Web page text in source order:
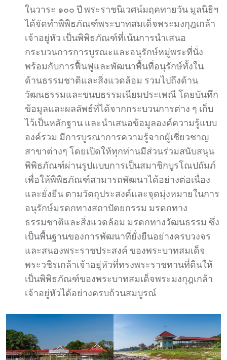
ในวาระ ๑๐๐ ปี พระราชนิเวศน์มฤคทายวัน มูลนิธิฯ
ได้จัดทำพิพิธภัณฑ์พระบาทสมเด็จพระมงกุฎเกล้า
เจ้าอยู่หัว เป็นพิพิธภัณฑ์ที่เน้นการนำเสนอ
กระบวนการการบูรณะและอนุรักษ์หมู่พระที่นั่ง
พร้อมกับการฟื้นฟูและพัฒนาพื้นที่อนุรักษ์ทั้งใน
ด้านธรรมชาติและสิ่งแวดล้อม รวมไปถึงด้าน
วัฒนธรรมและขนบธรรมเนียมประเพณี โดยบันทึก
ข้อมูลและผลลัพธ์ที่ได้จากกระบวนการต่าง ๆ เก็บ
ไว้เป็นหลักฐาน และนำเสนอข้อมูลองค์ความรู้แบบ
องค์รวม มีการบูรณาการความรู้จากผู้เชี่ยวชาญ
สาขาต่างๆ โดยเปิดให้ทุกท่านมีส่วนร่วมสนับสนุน
พิพิธภัณฑ์ผ่านรูปแบบการเป็นสมาชิกบูรโณปถัมภ์
เพื่อให้พิพิธภัณฑ์สามารถพัฒนาได้อย่างต่อเนื่อง
และยั่งยืน ตามวัตถุประสงค์และจุดมุ่งหมายในการ
อนุรักษ์มรดกทางสถาปัตยกรรม มรดกทาง
ธรรมชาติและสิ่งแวดล้อม มรดกทางวัฒนธรรม ซึ่ง
เป็นพื้นฐานของการพัฒนาที่ยั่งยืนอย่างครบวงจร
และสนองพระราชประสงค์ ของพระบาทสมเด็จ
พระวชิรเกล้าเจ้าอยู่หัวที่ทรงพระราชทานที่ดินให้
เป็นพิพิธภัณฑ์ของพระบาทสมเด็จพระมงกุฎเกล้า
เจ้าอยู่หัวได้อย่างครบถ้วนสมบูรณ์